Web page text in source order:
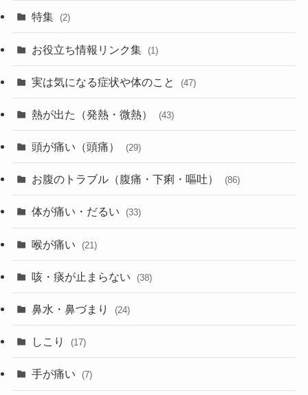
特集 (2)
お役立ち情報リンク集 (1)
実は気になる症状や体のこと (47)
熱が出た（発熱・微熱） (43)
頭が痛い（頭痛） (29)
お腹のトラブル（腹痛・下痢・嘔吐） (86)
体が痛い・だるい (33)
喉が痛い (21)
咳・痰が止まらない (38)
鼻水・鼻づまり (24)
しこり (17)
手が痛い (7)